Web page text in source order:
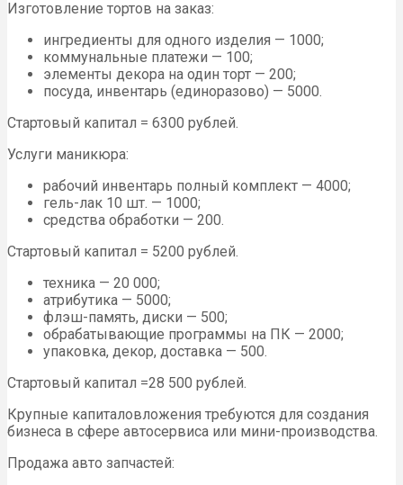
Изготовление тортов на заказ:
ингредиенты для одного изделия — 1000;
коммунальные платежи — 100;
элементы декора на один торт — 200;
посуда, инвентарь (единоразово) — 5000.
Стартовый капитал = 6300 рублей.
Услуги маникюра:
рабочий инвентарь полный комплект — 4000;
гель-лак 10 шт. — 1000;
средства обработки — 200.
Стартовый капитал = 5200 рублей.
техника — 20 000;
атрибутика — 5000;
флэш-память, диски — 500;
обрабатывающие программы на ПК — 2000;
упаковка, декор, доставка — 500.
Стартовый капитал =28 500 рублей.
Крупные капиталовложения требуются для создания
бизнеса в сфере автосервиса или мини-производства.
Продажа авто запчастей: